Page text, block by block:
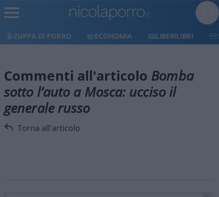
ZUPPA DI PORRO ECONOMIA LIBERILIBRI
Commenti all'articolo Bomba
sotto l’auto a Mosca: ucciso il
generale russo
Torna all'articolo